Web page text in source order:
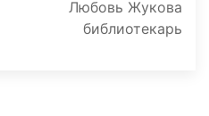
Любовь Жукова
библиотекарь